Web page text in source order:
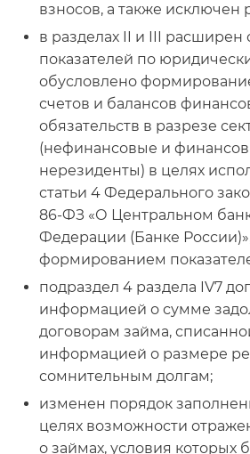
взносов, а также исключен
в разделах II и III расширен
показателей по
обусловлено
счетов и балансов
обязательств в разрезе
(нефинансовые и
нерезиденты) в целях
статьи 4 Федерального
86-ФЗ «О Центральном
Федерации (Банке
формированием
подраздел 4 раздела IV7
информацией о сумме
договорам займа,
информацией о размере
сомнительным долгам;
изменен порядок
целях возможности
о займах, условия которых